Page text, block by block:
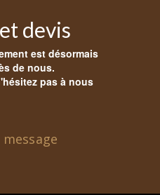
devis
est désormais
de nous.
pas à nous